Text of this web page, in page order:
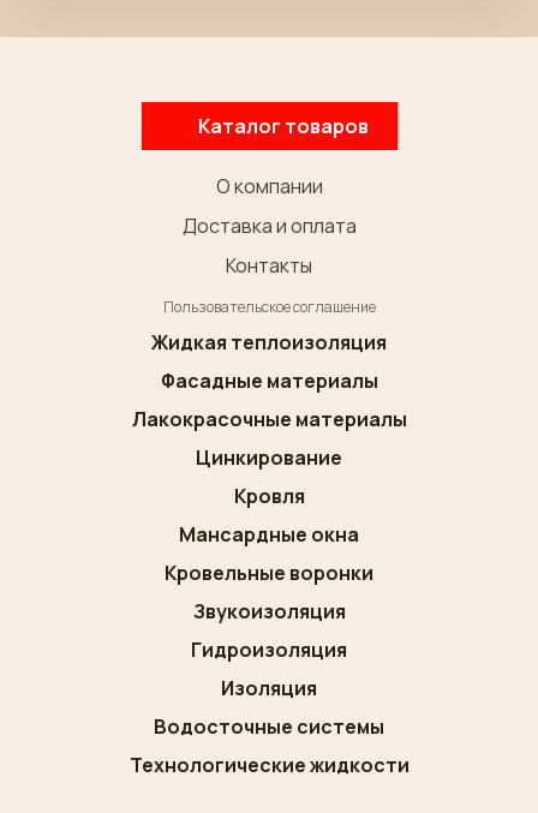
Каталог товаров
О компании
Доставка и оплата
Контакты
Пользовательское соглашение
Жидкая теплоизоляция
Фасадные материалы
Лакокрасочные материалы
Цинкирование
Кровля
Мансардные окна
Кровельные воронки
Звукоизоляция
Гидроизоляция
Изоляция
Водосточные системы
Технологические жидкости